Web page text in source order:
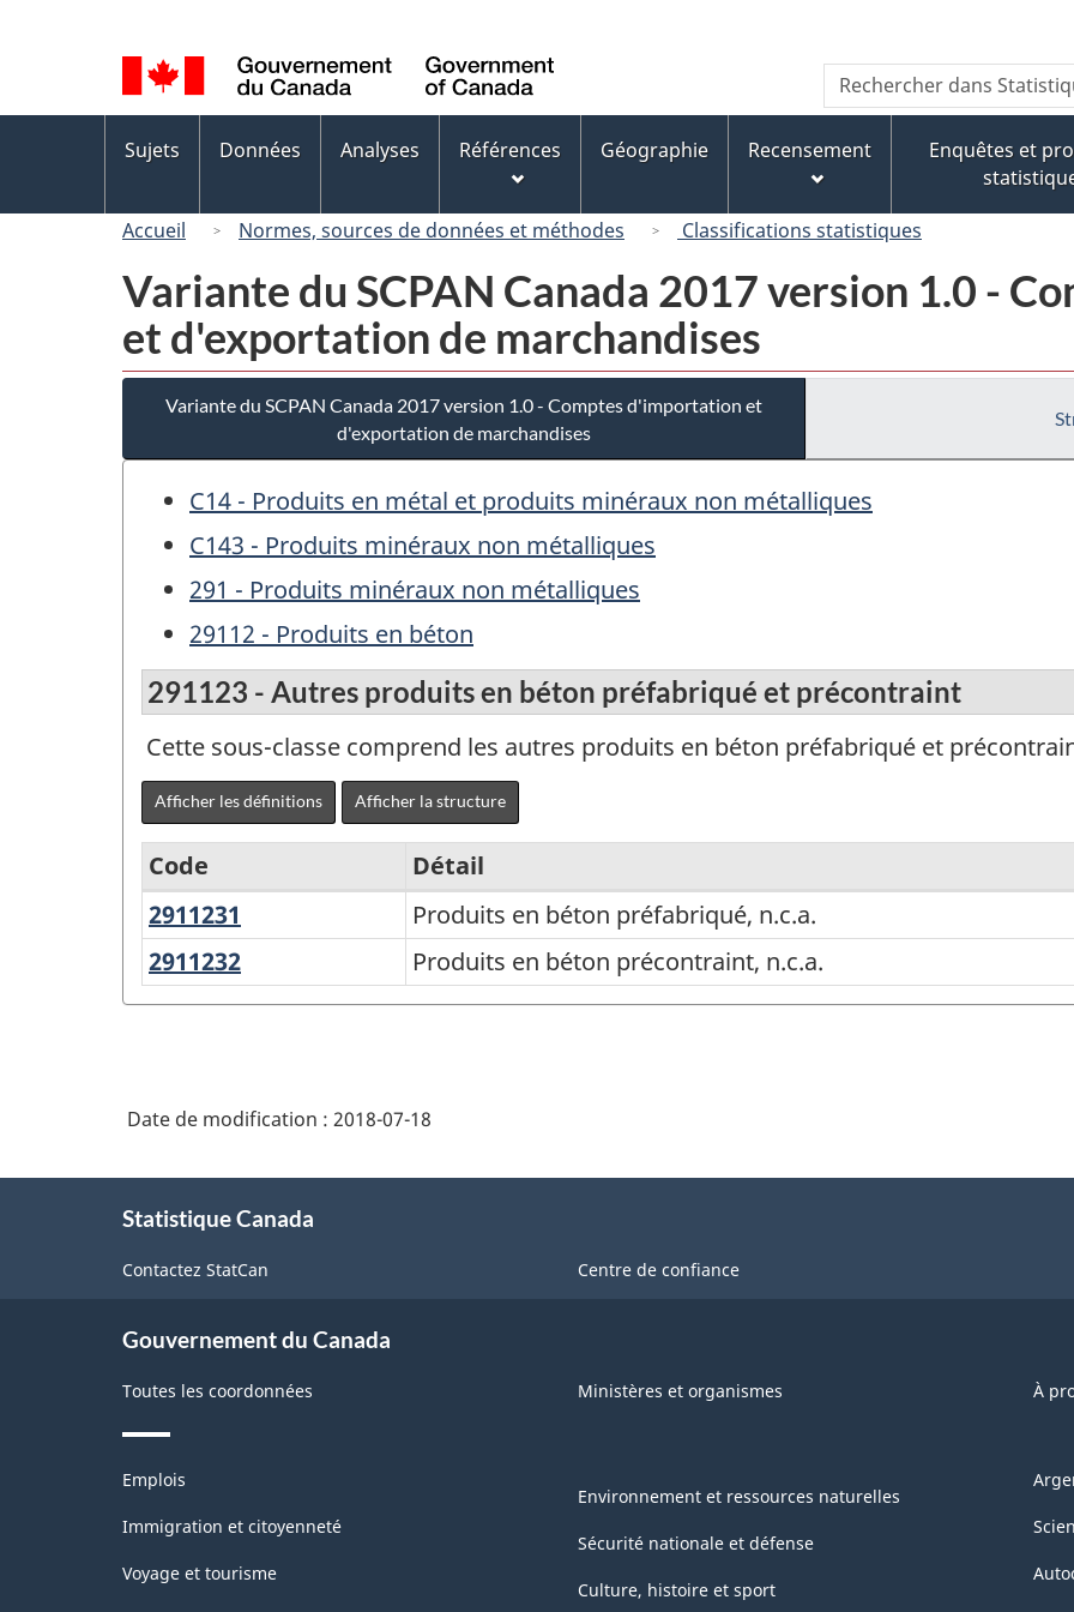
au
contenu
principal
« À
propos
de
ce
version
HTML
simplifiée
de
la
langue
Canada
Recherche
Rechercher
dans
Canada
des
Sujets Données Analyses Références Géographie Recensement
Enquêtes et
Accueil
Normes, sources de données et méthodes Classifications statistiques
Variante du SCPAN Canada 2017 version 1.0 -
et d'exportation de marchandises
Variante du SCPAN Canada 2017 version 1.0 - Comptes d'importation et
d'exportation de marchandises
C14 - Produits en métal et produits minéraux non métalliques
C143 - Produits minéraux non métalliques
291 - Produits minéraux non métalliques
29112 - Produits en béton
291123 - Autres produits en béton préfabriqué et précontraint
Cette sous-classe comprend les autres produits en béton préfabriqué et
Afficher les définitions Afficher la structure
Variante
du
SCPAN
version
Comptes
d'importation
d'exportation
de
marchandises
-
Structure
la
Code
Détail
2911231
en
béton
préfabriqué,
Produits en béton préfabriqué, n.c.a.
2911232
en
Produits en béton précontraint, n.c.a.
Date de modification : 2018-07-18
Statistique Canada
Contactez StatCan Centre de confiance
Gouvernement du Canada
Toutes les coordonnées Ministères et organismes À
Thèmes
sujets
Emplois
Immigration et citoyenneté
Voyage et tourisme
Environnement et ressources naturelles
Sécurité nationale et défense
Culture, histoire et sport